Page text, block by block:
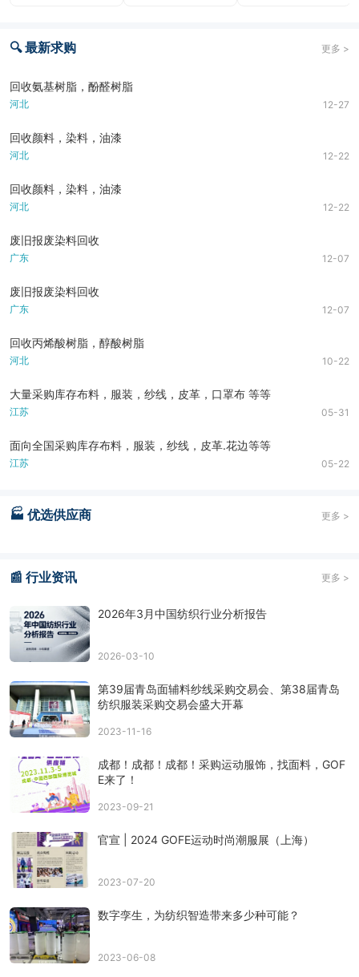
🔍 最新求购 更多 >
回收氨基树脂，酚醛树脂
河北 12-27
回收颜料，染料，油漆
河北 12-22
回收颜料，染料，油漆
河北 12-22
废旧报废染料回收
广东 12-07
废旧报废染料回收
广东 12-07
回收丙烯酸树脂，醇酸树脂
河北 10-22
大量采购库存布料，服装，纱线，皮革，口罩布 等等
江苏 05-31
面向全国采购库存布料，服装，纱线，皮革.花边等等
江苏 05-22
🏭 优选供应商 更多 >
📰 行业资讯 更多 >
2026年3月中国纺织行业分析报告
2026-03-10
第39届青岛面辅料纱线采购交易会、第38届青岛
纺织服装采购交易会盛大开幕
2023-11-16
成都！成都！成都！采购运动服饰，找面料，GOF
E来了！
2023-09-21
官宣 | 2024 GOFE运动时尚潮服展（上海）
2023-07-20
数字孪生，为纺织智造带来多少种可能？
2023-06-08